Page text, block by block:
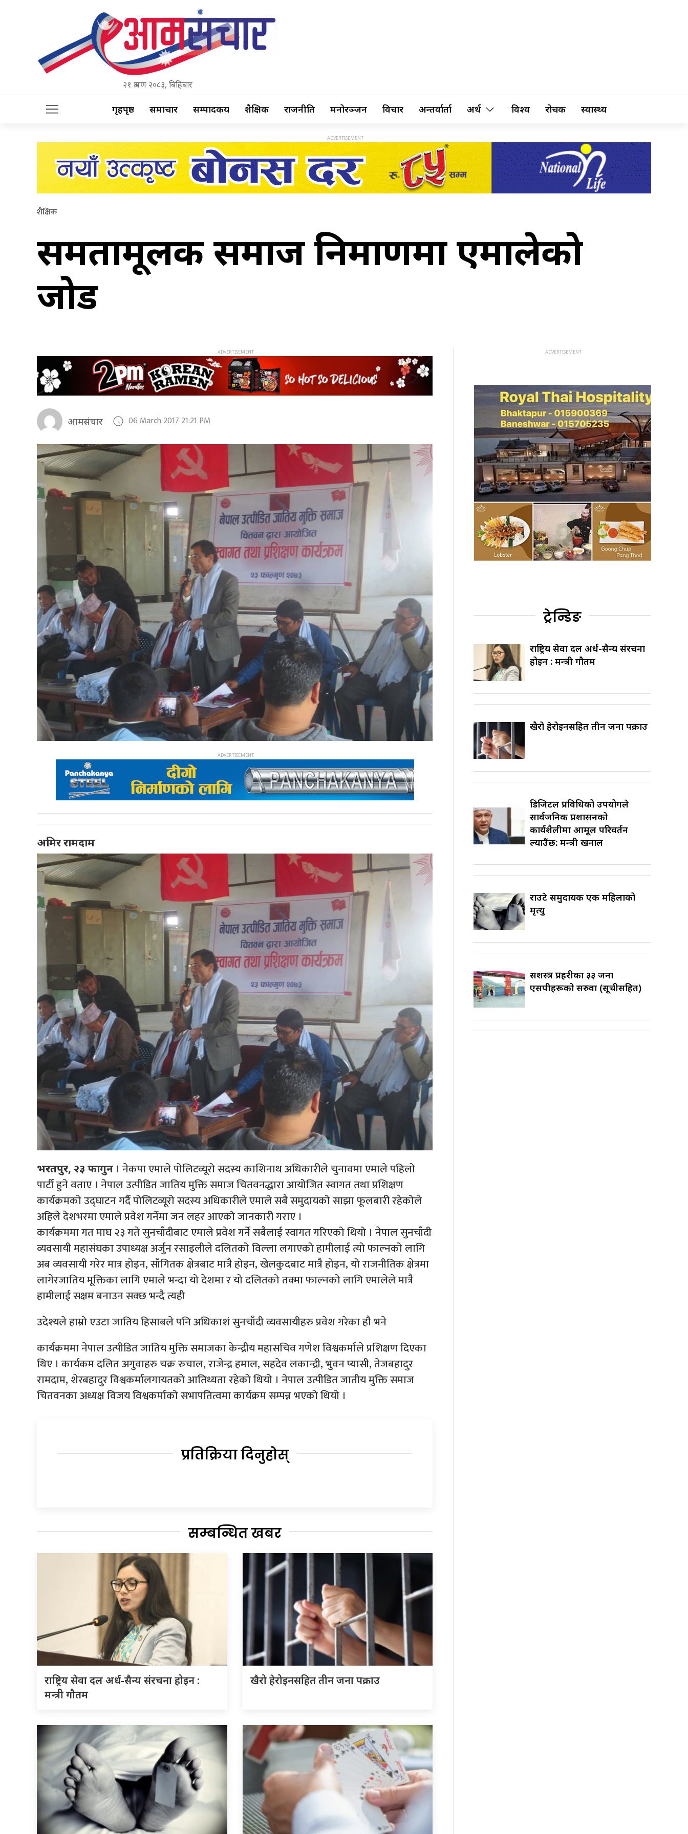
२१ श्रावण २०८३, बिहिबार
गृहपृष्ठ समाचार सम्पादकीय शैक्षिक राजनीति मनोरञ्जन विचार अन्तर्वार्ता अर्थ विश्व रोचक स्वास्थ्य
शैक्षिक
समतामूलक समाज निर्माणमा एमालेको
जोड
आमसंचार 06 March 2017 21:21 PM
अमिर रामदाम
भरतपुर, २३ फागुन । नेकपा एमाले पोलिटव्यूरो सदस्य काशिनाथ अधिकारीले चुनावमा एमाले पहिलो
पार्टी हुने वताए । नेपाल उत्पीडित जातिय मुक्ति समाज चितवनद्धारा आयोजित स्वागत तथा प्रशिक्षण
कार्यक्रमको उद्घाटन गर्दै पोलिटव्यूरो सदस्य अधिकारीले एमाले सबै समुदायको साझा फूलबारी रहेकोले
अहिले देशभरमा एमाले प्रवेश गर्नेमा जन लहर आएको जानकारी गराए ।
कार्यक्रममा गत माघ २३ गते सुनचाँदीबाट एमाले प्रवेश गर्ने सबैलाई स्वागत गरिएको थियो । नेपाल सुनचाँदी
व्यवसायी महासंघका उपाध्यक्ष अर्जुन रसाइलीले दलितको विल्ला लगाएको हामीलाई त्यो फाल्नको लागि
अब व्यवसायी गरेर मात्र होइन, साँगितक क्षेत्रबाट मात्रै होइन, खेलकुदबाट मात्रै होइन, यो राजनीतिक क्षेत्रमा
लागेरजातिय मूक्तिका लागि एमाले भन्दा यो देशमा र यो दलितको तक्मा फाल्नको लागि एमालेले मात्रै
हामीलाई सक्षम बनाउन सक्छ भन्दै त्यही
उदेश्यले हाम्रो एउटा जातिय हिसाबले पनि अधिकाशं सुनचाँदी व्यवसायीहरु प्रवेश गरेका हौ भने
कार्यक्रममा नेपाल उत्पीडित जातिय मुक्ति समाजका केन्द्रीय महासचिव गणेश विश्वकर्माले प्रशिक्षण दिएका
थिए । कार्यकम दलित अगुवाहरु चक्र रुचाल, राजेन्द्र हमाल, सहदेव लकान्द्री, भुवन प्यासी, तेजबहादुर
रामदाम, शेरबहादुर विश्वकर्मालगायतको आतिथ्यता रहेको थियो । नेपाल उत्पीडित जातीय मुक्ति समाज
चितवनका अध्यक्ष विजय विश्वकर्माको सभापतित्वमा कार्यक्रम सम्पन्न भएको थियो ।
प्रतिक्रिया दिनुहोस्
सम्बन्धित खबर
राष्ट्रिय सेवा दल अर्ध-सैन्य संरचना होइन :
मन्त्री गौतम
खैरो हेरोइनसहित तीन जना पक्राउ
ट्रेन्डिङ
राष्ट्रिय सेवा दल अर्ध-सैन्य संरचना
होइन : मन्त्री गौतम
खैरो हेरोइनसहित तीन जना पक्राउ
डिजिटल प्रविधिको उपयोगले
सार्वजनिक प्रशासनको
कार्यशैलीमा आमूल परिवर्तन
ल्याउँछ: मन्त्री खनाल
राउटे समुदायकी एक महिलाको
मृत्यु
सशस्त्र प्रहरीका ३३ जना
एसपीहरूको सरुवा (सूचीसहित)